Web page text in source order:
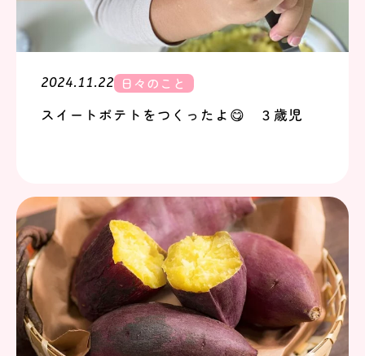
2024.11.22 日々のこと
スイートポテトをつくったよ😋 ３歳児